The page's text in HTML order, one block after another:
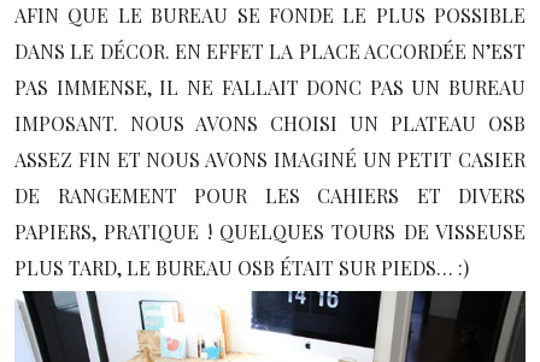
AFIN QUE LE BUREAU SE FONDE LE PLUS POSSIBLE
DANS LE DÉCOR. EN EFFET LA PLACE ACCORDÉE N’EST
PAS IMMENSE, IL NE FALLAIT DONC PAS UN BUREAU
IMPOSANT. NOUS AVONS CHOISI UN PLATEAU OSB
ASSEZ FIN ET NOUS AVONS IMAGINÉ UN PETIT CASIER
DE RANGEMENT POUR LES CAHIERS ET DIVERS
PAPIERS, PRATIQUE ! QUELQUES TOURS DE VISSEUSE
PLUS TARD, LE BUREAU OSB ÉTAIT SUR PIEDS… :)